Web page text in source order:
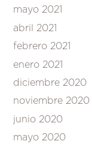
mayo 2021
abril 2021
febrero 2021
enero 2021
diciembre 2020
noviembre 2020
junio 2020
mayo 2020